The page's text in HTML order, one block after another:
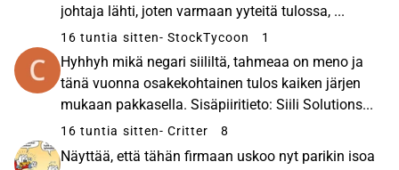
johtaja lähti, joten varmaan yyteitä tulossa, ...
16 tuntia sitten- StockTycoon 1
Hyhhyh mikä negari siililtä, tahmeaa on meno ja
tänä vuonna osakekohtainen tulos kaiken järjen
mukaan pakkasella. Sisäpiiritieto: Siili Solutions...
16 tuntia sitten- Critter 8
Näyttää, että tähän firmaan uskoo nyt parikin isoa